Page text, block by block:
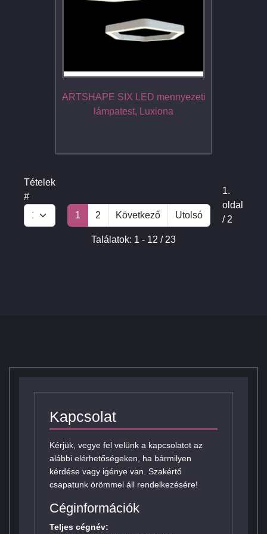
ARTSHAPE SIX LED mennyezeti
lámpatest, Luxiona
Tételek
#
1
2 Következő Utolsó
1.
oldal
/ 2
Találatok: 1 - 12 / 23
Kapcsolat
Kérjük, vegye fel velünk a kapcsolatot az
alábbi elérhetőségeken, ha bármilyen
kérdése vagy igénye van. Szakértő
csapatunk örömmel áll rendelkezésére!
Céginformációk
Teljes cégnév: